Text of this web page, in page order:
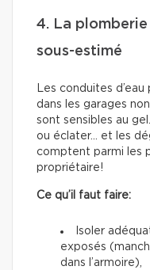
4. La plomberie
sous-estimé
Les conduites
dans les garages
sont sensibles au
ou éclater… et les
comptent parmi les
propriétaire!
Ce qu’il faut faire:
Isoler
exposés
dans l’armoire),